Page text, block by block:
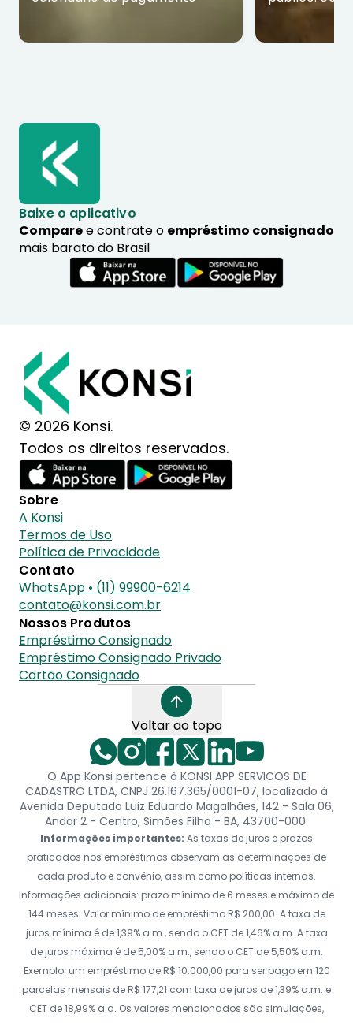
Baixe o aplicativo
Comparee contrate o empréstimo consignado
mais barato do Brasil
© 2026 Konsi.
Todos os direitos reservados.
Sobre
A Konsi
Termos de Uso
Política de Privacidade
Contato
WhatsApp • (11) 99900-6214
contato@konsi.com.br
Nossos Produtos
Empréstimo Consignado
Empréstimo Consignado Privado
Cartão Consignado
Voltar ao topo
O App Konsi pertence à KONSI APP SERVICOS DE
CADASTRO LTDA, CNPJ 26.167.365/0001-07, localizado à
Avenida Deputado Luiz Eduardo Magalhães, 142 - Sala 06,
Andar 2 - Centro, Simões Filho - BA, 43700-000.
Informações importantes: As taxas de juros e prazos
praticados nos empréstimos observam as determinações de
cada produto e convênio, assim como políticas internas.
Informações adicionais: prazo mínimo de 6 meses e máximo de
144 meses. Valor mínimo de empréstimo R$ 200,00. A taxa de
juros mínima é de 1,39% a.m., sendo o CET de 1,46% a.m. A taxa
de juros máxima é de 5,00% a.m., sendo o CET de 5,50% a.m.
Exemplo: um empréstimo de R$ 10.000,00 para ser pago em 120
parcelas mensais de R$ 177,21 com taxa de juros de 1,39% a.m. e
CET de 18,99% a.a. Os valores mencionados são simulações,